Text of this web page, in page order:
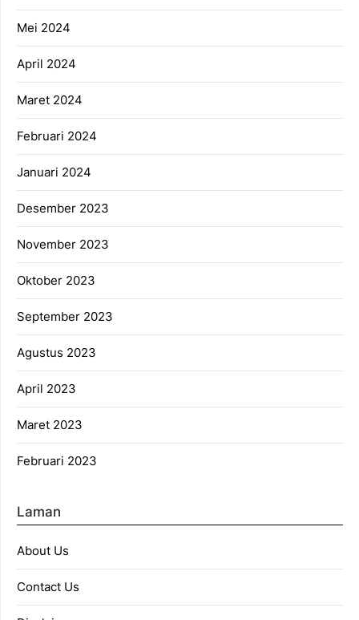
Mei 2024
April 2024
Maret 2024
Februari 2024
Januari 2024
Desember 2023
November 2023
Oktober 2023
September 2023
Agustus 2023
April 2023
Maret 2023
Februari 2023
Laman
About Us
Contact Us